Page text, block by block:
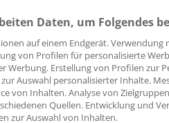
Daten, um Folgendes
auf einem Endgerät. Verwendung
von Profilen für personalisierte
Werbung. Erstellung von Profilen zur
Auswahl personalisierter Inhalte.
von Inhalten. Analyse von
Quellen. Entwicklung und
zur Auswahl von Inhalten.